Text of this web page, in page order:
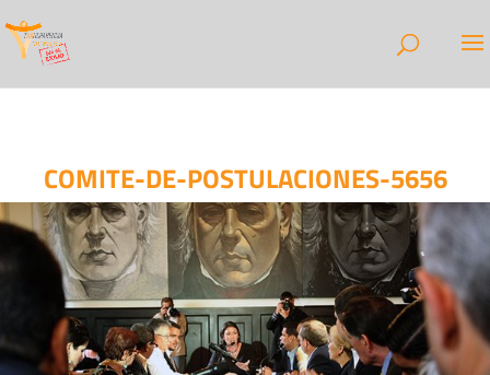
COMITE-DE-POSTULACIONES-5656